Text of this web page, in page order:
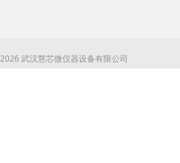
武汉慧芯微仪器设备有限公司